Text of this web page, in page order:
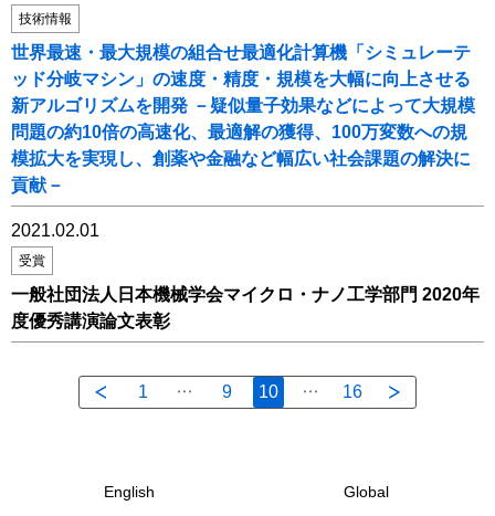
技術情報
世界最速・最大規模の組合せ最適化計算機「シミュレーテ
ッド分岐マシン」の速度・精度・規模を大幅に向上させる
新アルゴリズムを開発 －疑似量子効果などによって大規模
問題の約10倍の高速化、最適解の獲得、100万変数への規
模拡大を実現し、創薬や金融など幅広い社会課題の解決に
貢献－
2021.02.01
受賞
一般社団法人日本機械学会マイクロ・ナノ工学部門 2020年
度優秀講演論文表彰
1 9 10 16
English Global